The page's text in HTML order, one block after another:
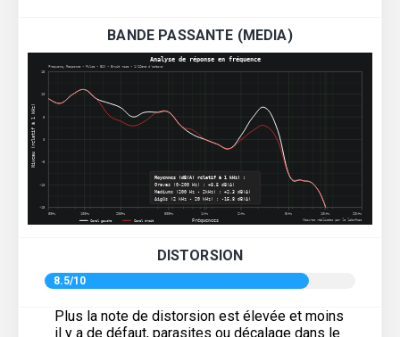
BANDE PASSANTE (MEDIA)
DISTORSION
8.5/10
Plus la note de distorsion est élevée et moins
il y a de défaut, parasites ou décalage dans le